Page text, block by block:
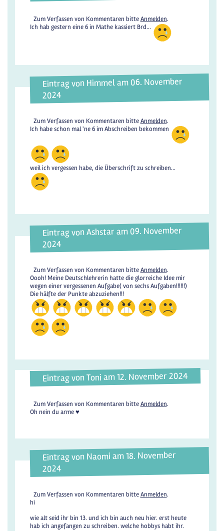
Zum Verfassen von Kommentaren bitteAnmelden.
Ich hab gestern eine 6 in Mathe kassiert Brd...
Eintrag von Himmel am 06. November
2024
Zum Verfassen von Kommentaren bitteAnmelden.
Ich habe schon mal 'ne 6 im Abschreiben bekommen
weil ich vergessen habe, die Überschrift zu schreiben...
Eintrag von Ashstar am 09. November
2024
Zum Verfassen von Kommentaren bitteAnmelden.
Oooh! Meine Deutschlehrerin hatte die glorreiche Idee mir
wegen einer vergessenen Aufgabe( von sechs Aufgaben!!!!!!)
Die hälfte der Punkte abzuziehen!!!
Eintrag von Toni am 12. November 2024
Zum Verfassen von Kommentaren bitteAnmelden.
Oh nein du arme ♥️
Eintrag von Naomi am 18. November
2024
Zum Verfassen von Kommentaren bitteAnmelden.
hi
wie alt seid ihr bin 13. und ich bin auch neu hier. erst heute
hab ich angefangen zu schreiben. welche hobbys habt ihr.